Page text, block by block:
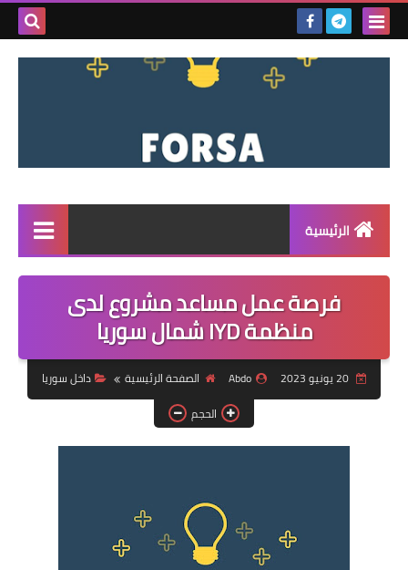
بحث
الرئيسية
القائمة
مناقصات
فرص عمل داخل سوريا
فرص عمل في تركيا
فرص عمل في العراق
فرص عمل في السودان
دورات تدريبية
فرصة عمل مساعد مشروع لدى
منظمة IYD شمال سوريا
20 يونيو 2023 Abdo الصفحة الرئيسية
داخل سوريا
الحجم